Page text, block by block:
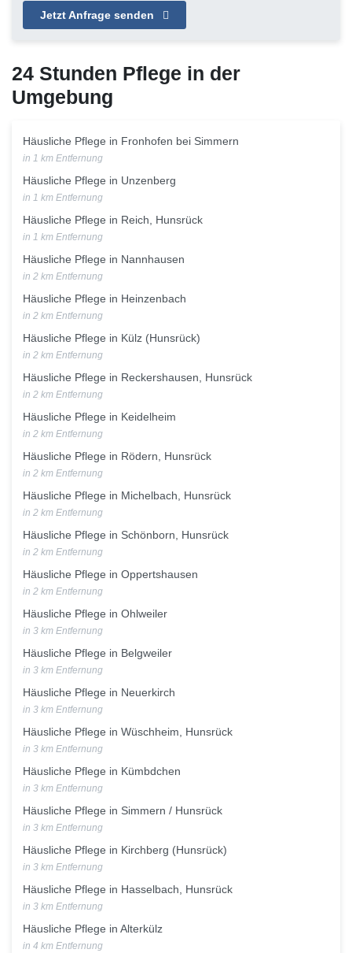
Jetzt Anfrage senden
24 Stunden Pflege in der
Umgebung
Häusliche Pflege in Fronhofen bei Simmern
in 1 km Entfernung
Häusliche Pflege in Unzenberg
in 1 km Entfernung
Häusliche Pflege in Reich, Hunsrück
in 1 km Entfernung
Häusliche Pflege in Nannhausen
in 2 km Entfernung
Häusliche Pflege in Heinzenbach
in 2 km Entfernung
Häusliche Pflege in Külz (Hunsrück)
in 2 km Entfernung
Häusliche Pflege in Reckershausen, Hunsrück
in 2 km Entfernung
Häusliche Pflege in Keidelheim
in 2 km Entfernung
Häusliche Pflege in Rödern, Hunsrück
in 2 km Entfernung
Häusliche Pflege in Michelbach, Hunsrück
in 2 km Entfernung
Häusliche Pflege in Schönborn, Hunsrück
in 2 km Entfernung
Häusliche Pflege in Oppertshausen
in 2 km Entfernung
Häusliche Pflege in Ohlweiler
in 3 km Entfernung
Häusliche Pflege in Belgweiler
in 3 km Entfernung
Häusliche Pflege in Neuerkirch
in 3 km Entfernung
Häusliche Pflege in Wüschheim, Hunsrück
in 3 km Entfernung
Häusliche Pflege in Kümbdchen
in 3 km Entfernung
Häusliche Pflege in Simmern / Hunsrück
in 3 km Entfernung
Häusliche Pflege in Kirchberg (Hunsrück)
in 3 km Entfernung
Häusliche Pflege in Hasselbach, Hunsrück
in 3 km Entfernung
Häusliche Pflege in Alterkülz
in 4 km Entfernung